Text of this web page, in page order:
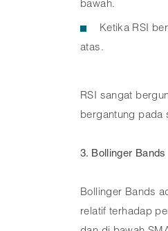
bawah.
Ketika RSI
atas.
RSI sangat
bergantung pada
3. Bollinger Bands
Bollinger Bands
relatif terhadap